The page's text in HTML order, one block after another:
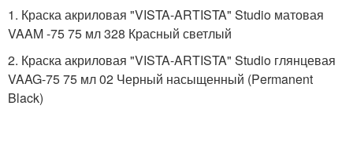
1. Краска акриловая "VISTA-ARTISTA" Studio матовая
VAAM -75 75 мл 328 Красный светлый
2. Краска акриловая "VISTA-ARTISTA" Studio глянцевая
VAAG-75 75 мл 02 Черный насыщенный (Permanent
Black)